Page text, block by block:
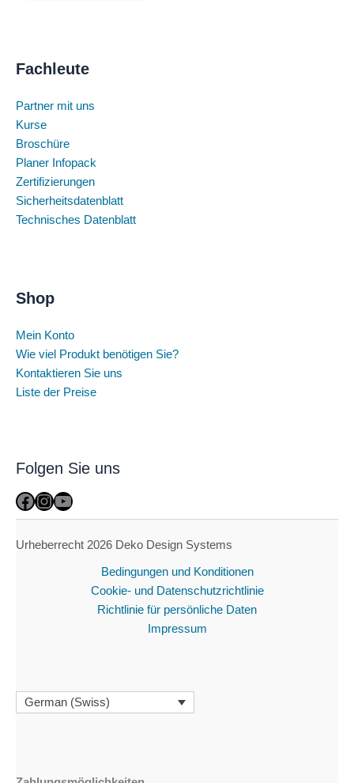
Fachleute
Partner mit uns
Kurse
Broschüre
Planer Infopack
Zertifizierungen
Sicherheitsdatenblatt
Technisches Datenblatt
Shop
Mein Konto
Wie viel Produkt benötigen Sie?
Kontaktieren Sie uns
Liste der Preise
Folgen Sie uns
Facebook
Instagram
YouTube
Urheberrecht 2026 Deko Design Systems
Bedingungen und Konditionen
Cookie- und Datenschutzrichtlinie
Richtlinie für persönliche Daten
Impressum
German (Swiss)